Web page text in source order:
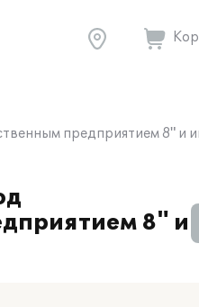
предприятием 8" и
8" и